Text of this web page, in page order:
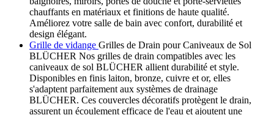
chauffants en matériaux et finitions de haute qualité.
Améliorez votre salle de bain avec confort, durabilité et
design élégant.
Grille de vidange Grilles de Drain pour Caniveaux de Sol
BLÜCHER Nos grilles de drain compatibles avec les
caniveaux de sol BLÜCHER allient durabilité et style.
Disponibles en finis laiton, bronze, cuivre et or, elles
s'adaptent parfaitement aux systèmes de drainage
BLÜCHER. Ces couvercles décoratifs protègent le drain,
assurent un écoulement efficace de l'eau et ajoutent une